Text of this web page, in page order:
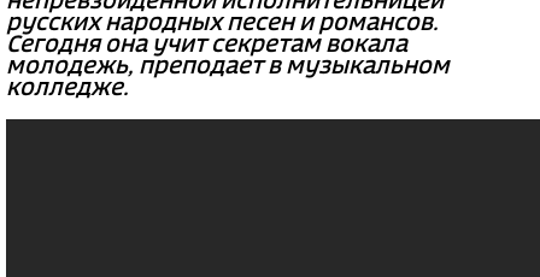
русских народных песен и романсов.
Сегодня она учит секретам вокала
молодежь, преподает в музыкальном
колледже.